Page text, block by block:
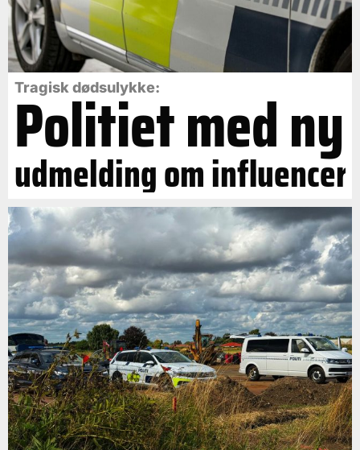
Tragisk dødsulykke:
Politiet med ny
udmelding om influencer